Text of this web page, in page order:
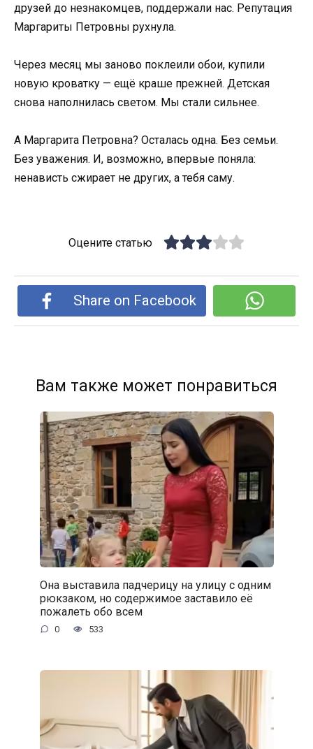
друзей до незнакомцев, поддержали нас. Репутация
Маргариты Петровны рухнула.
Через месяц мы заново поклеили обои, купили
новую кроватку — ещё краше прежней. Детская
снова наполнилась светом. Мы стали сильнее.
А Маргарита Петровна? Осталась одна. Без семьи.
Без уважения. И, возможно, впервые поняла:
ненависть сжирает не других, а тебя саму.
Оцените статью
Share on Facebook
Вам также может понравиться
Она выставила падчерицу на улицу с одним
рюкзаком, но содержимое заставило её
пожалеть обо всем
0 533